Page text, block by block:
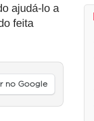
ajudá-lo a
feita
no Google